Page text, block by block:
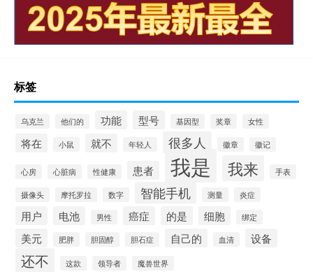
标签
乌克兰 他们的 功能 型号 基因型 奖章 女性
将在 小鼠 就不 年轻人 很多人 徽章 徽记
心房 心脏病 性健康 患者 我是 我来 手表
摄像头 摩托罗拉 数字 智能手机 测量 炎症
用户 电池 男性 癌症 的是 细胞 绑定
美元 肥胖 胆固醇 胆石症 自己的 血清 设备
还不 这款 领导者 魔兽世界